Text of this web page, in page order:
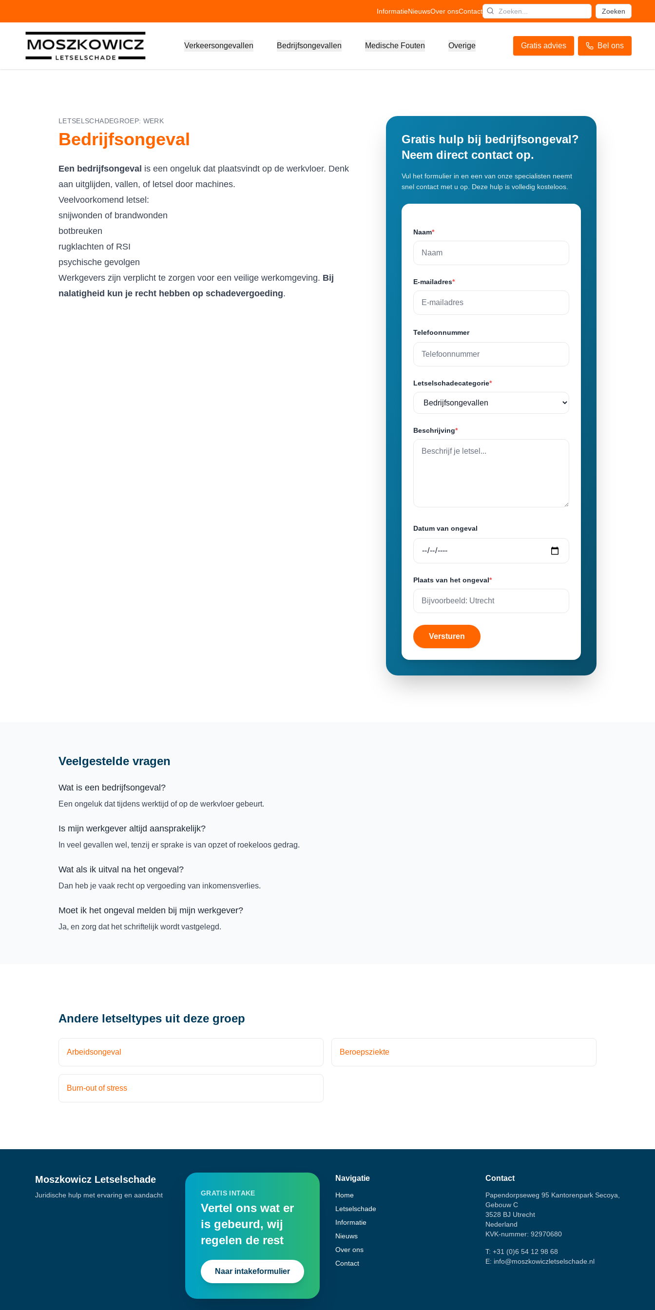
InformatieNieuwsOver onsContact Zoeken
Verkeersongevallen Bedrijfsongevallen Medische Fouten Overige Gratis advies Bel ons
LETSELSCHADEGROEP: WERK
Bedrijfsongeval
Een bedrijfsongeval is een ongeluk dat plaatsvindt op de werkvloer. Denk
aan uitglijden, vallen, of letsel door machines.
Veelvoorkomend letsel:
snijwonden of brandwonden
botbreuken
rugklachten of RSI
psychische gevolgen
Werkgevers zijn verplicht te zorgen voor een veilige werkomgeving. Bij
nalatigheid kun je recht hebben op schadevergoeding.
Gratis hulp bij bedrijfsongeval?
Neem direct contact op.
Vul het formulier in en een van onze specialisten neemt
snel contact met u op. Deze hulp is volledig kosteloos.
Naam*
E-mailadres*
Telefoonnummer
Letselschadecategorie*
Beschrijving*
Datum van ongeval
Plaats van het ongeval*
Versturen
Veelgestelde vragen
Wat is een bedrijfsongeval?
Een ongeluk dat tijdens werktijd of op de werkvloer gebeurt.
Is mijn werkgever altijd aansprakelijk?
In veel gevallen wel, tenzij er sprake is van opzet of roekeloos gedrag.
Wat als ik uitval na het ongeval?
Dan heb je vaak recht op vergoeding van inkomensverlies.
Moet ik het ongeval melden bij mijn werkgever?
Ja, en zorg dat het schriftelijk wordt vastgelegd.
Andere letseltypes uit deze groep
Arbeidsongeval Beroepsziekte
Burn-out of stress
Moszkowicz Letselschade
Juridische hulp met ervaring en aandacht GRATIS INTAKE
Vertel ons wat er
is gebeurd, wij
regelen de rest
Naar intakeformulier
Navigatie
Home
Letselschade
Informatie
Nieuws
Over ons
Contact
Contact
Papendorpseweg 95 Kantorenpark Secoya,
Gebouw C
3528 BJ Utrecht
Nederland
KVK-nummer: 92970680
T: +31 (0)6 54 12 98 68
E: info@moszkowiczletselschade.nl